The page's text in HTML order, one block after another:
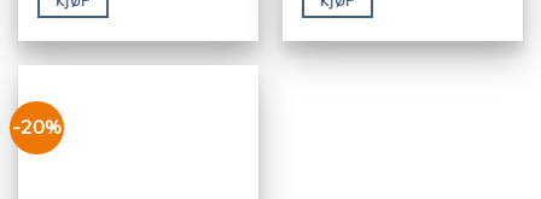
-20%